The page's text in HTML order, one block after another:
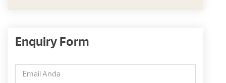
Enquiry Form